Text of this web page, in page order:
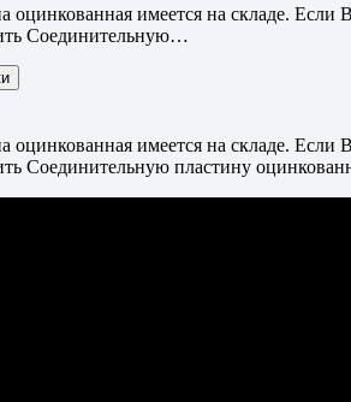
оцинкованная имеется на складе.
Соединительную…
оцинкованная имеется на складе.
Соединительную пластину